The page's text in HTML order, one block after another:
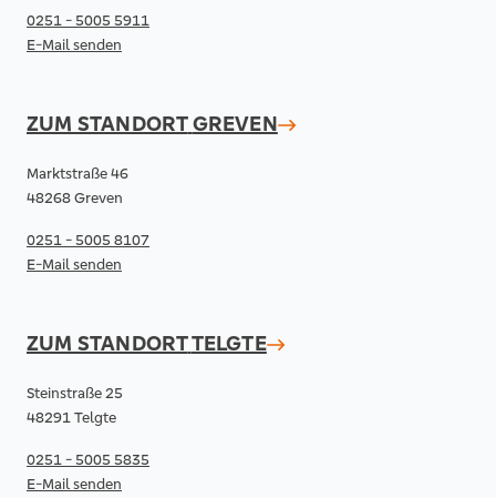
0251 - 5005 5911
E-Mail senden
ZUM STANDORTGREVEN
Marktstraße 46
48268 Greven
0251 - 5005 8107
E-Mail senden
ZUM STANDORTTELGTE
Steinstraße 25
48291 Telgte
0251 - 5005 5835
E-Mail senden